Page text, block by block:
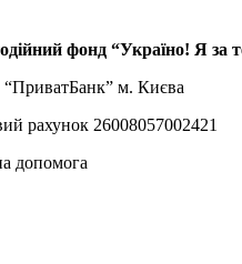
благодійний
“ПриватБанк” м. Києва
допомога